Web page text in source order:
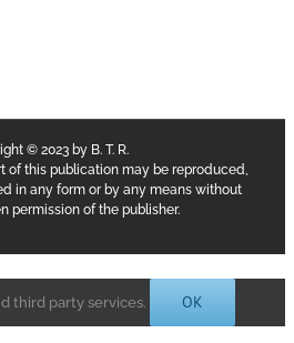
© 2023 by B. T. R.
of this publication may be reproduced,
in any form or by any means without
permission of the publisher.
third party services. OK